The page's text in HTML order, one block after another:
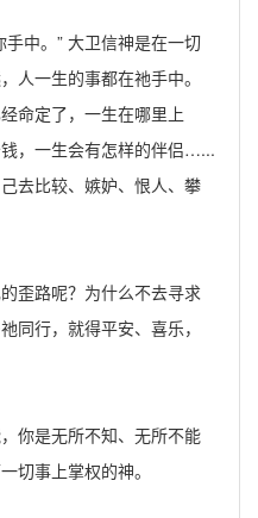
中。” 大卫信神是在一切
人一生的事都在祂手中。
命定了，一生在哪里上
，一生会有怎样的伴侣…...
去比较、嫉妒、恨人、攀
歪路呢？为什么不去寻求
同行，就得平安、喜乐，
你是无所不知、无所不能
切事上掌权的神。